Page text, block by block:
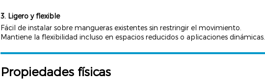
3. Ligero y flexible
Fácil de instalar sobre mangueras existentes sin restringir el movimiento.
Mantiene la flexibilidad incluso en espacios reducidos o aplicaciones dinámicas.
Propiedades físicas